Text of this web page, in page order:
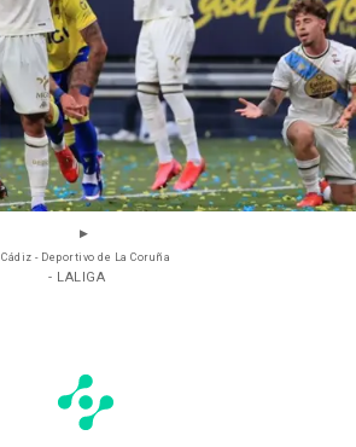
Cádiz - Deportivo de La Coruña
- LALIGA